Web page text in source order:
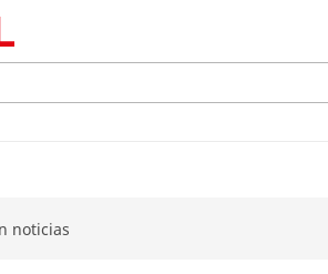
noticias